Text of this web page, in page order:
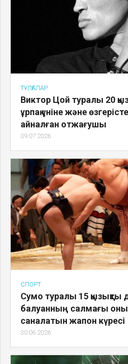
ТҰЛҒАЛАР
Виктор Цой туралы 20
ұрпақ үніне және
айналған отжағушы
09.07.2026
СПОРТ
Сумо туралы 15 қызықты
балуанның салмағы
саналатын жапон күресі
30.06.2026